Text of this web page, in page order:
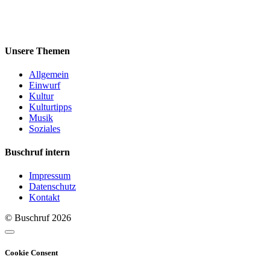
Unsere Themen
Allgemein
Einwurf
Kultur
Kulturtipps
Musik
Soziales
Buschruf intern
Impressum
Datenschutz
Kontakt
© Buschruf2026
Cookie Consent